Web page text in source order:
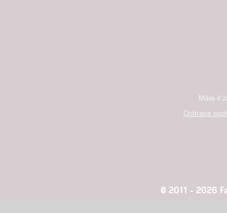
Máte-li
Ochrana
© 2011 - 2026